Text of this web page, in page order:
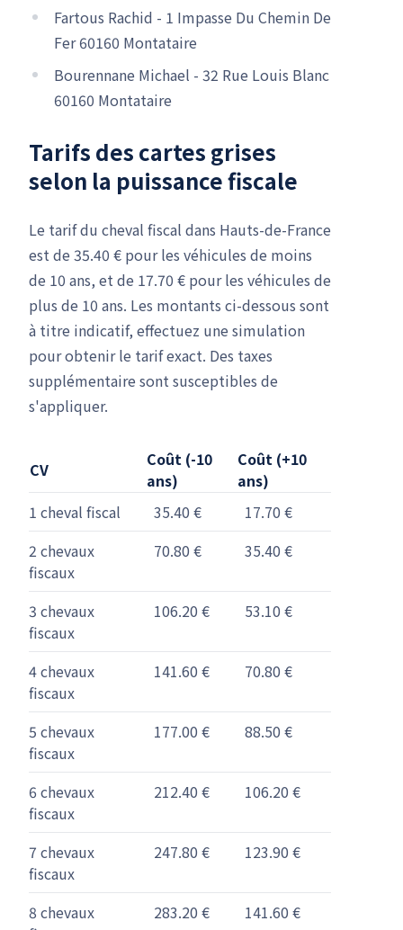
Fartous Rachid - 1 Impasse Du Chemin De
Fer 60160 Montataire
Bourennane Michael - 32 Rue Louis Blanc
60160 Montataire
Tarifs des cartes grises
selon la puissance fiscale
Le tarif du cheval fiscal dans Hauts-de-France
est de 35.40 € pour les véhicules de moins
de 10 ans, et de 17.70 € pour les véhicules de
plus de 10 ans. Les montants ci-dessous sont
à titre indicatif, effectuez une simulation
pour obtenir le tarif exact. Des taxes
supplémentaire sont susceptibles de
s'appliquer.
CV
Coût (-10
ans)
Coût (+10
ans)
1 cheval fiscal
35.40 €
17.70 €
2 chevaux
fiscaux
70.80 € 35.40 €
3 chevaux
fiscaux
106.20 € 53.10 €
4 chevaux
fiscaux
141.60 € 70.80 €
5 chevaux
fiscaux
177.00 € 88.50 €
6 chevaux
fiscaux
212.40 € 106.20 €
7 chevaux
fiscaux
247.80 € 123.90 €
8 chevaux
283.20 € 141.60 €